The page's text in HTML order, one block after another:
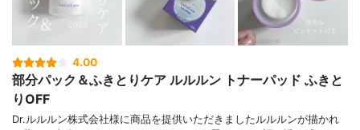
4.00
部分パック＆ふきとりケア ルルルン トナーパッド ふきと
りOFF
Dr.ルルルン株式会社様に商品を提供いただきましたルルルンが描かれ